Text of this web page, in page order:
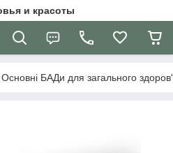
и красоты
Основні БАДи для загального